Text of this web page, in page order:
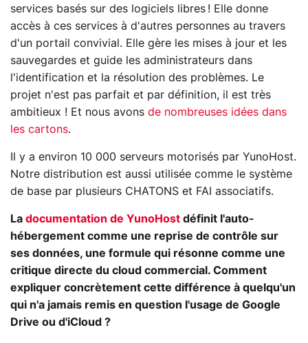
services basés sur des logiciels libres ! Elle donne
accès à ces services à d'autres personnes au travers
d'un portail convivial. Elle gère les mises à jour et les
sauvegardes et guide les administrateurs dans
l'identification et la résolution des problèmes. Le
projet n'est pas parfait et par définition, il est très
ambitieux ! Et nous avons de nombreuses idées dans
les cartons.
Il y a environ 10 000 serveurs motorisés par YunoHost.
Notre distribution est aussi utilisée comme le système
de base par plusieurs CHATONS et FAI associatifs.
La documentation de YunoHost définit l'auto-
hébergement comme une reprise de contrôle sur
ses données, une formule qui résonne comme une
critique directe du cloud commercial. Comment
expliquer concrètement cette différence à quelqu'un
qui n'a jamais remis en question l'usage de Google
Drive ou d'iCloud ?